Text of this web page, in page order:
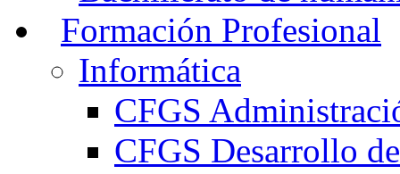
Formación Profesional
Informática
CFGS
CFGS Desarrollo